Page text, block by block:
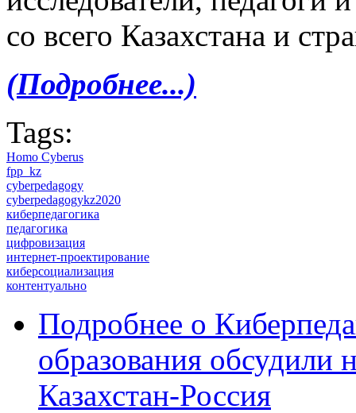
со всего Казахстана и
(Подробнее...)
Tags:
Homo Cyberus
fpp_kz
cyberpedagogy
cyberpedagogykz2020
киберпедагогика
педагогика
цифровизация
интернет-проектирование
киберсоциализация
контентуально
Подробнее о
образования обсудили
Казахстан-Россия